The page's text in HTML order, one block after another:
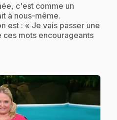
c'est comme un
à nous-même.
est : « Je vais passer une
mots encourageants